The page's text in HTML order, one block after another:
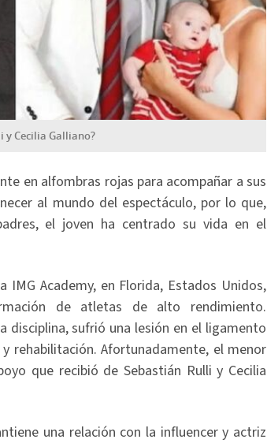
y Cecilia Galliano?
en alfombras rojas para acompañar a sus
al mundo del espectáculo, por lo que,
el joven ha centrado su vida en el
Academy, en Florida, Estados Unidos,
de atletas de alto rendimiento.
disciplina, sufrió una lesión en el ligamento
rehabilitación. Afortunadamente, el menor
que recibió de Sebastián Rulli y Cecilia
una relación con la influencer y actriz